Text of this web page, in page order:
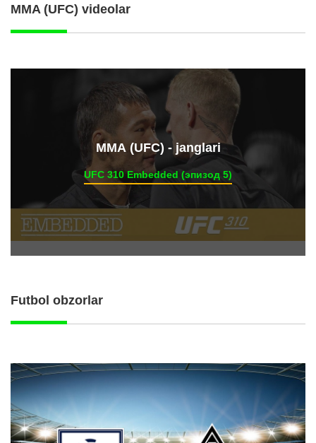
MMA (UFC) videolar
ММА (UFC) - janglari
UFC 310 Embedded (эпизод 5)
Futbol obzorlar